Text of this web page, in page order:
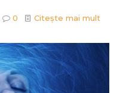
0 Citește mai mult